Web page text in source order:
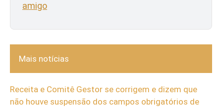
amigo
Mais notícias
Receita e Comitê Gestor se corrigem e dizem que
não houve suspensão dos campos obrigatórios de